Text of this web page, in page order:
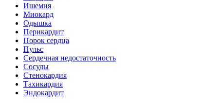
Ишемия
Миокард
Одышка
Перикардит
Порок сердца
Пульс
Сердечная недостаточность
Сосуды
Стенокардия
Тахикардия
Эндокардит